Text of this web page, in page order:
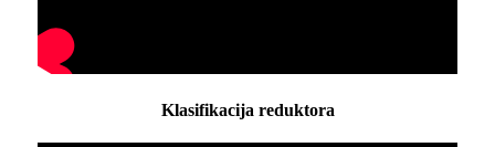
Klasifikacija reduktora